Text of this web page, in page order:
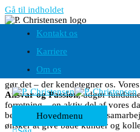
Gå til indholdet
Kontakt os
Karriere
Om os
Hovedmenu
Værdier og Strategi
Vores værdier
Hos P. Christensen er det ikke
gør det – der kendetegner os.
Ansvar og Passion, udgør
forretning – en aktiv del af vores
beslutninger, former vores
ønsker at give både kunder og